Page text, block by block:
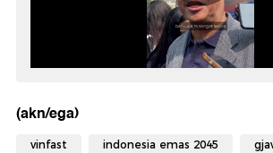
(akn/ega)
vinfast indonesia emas 2045